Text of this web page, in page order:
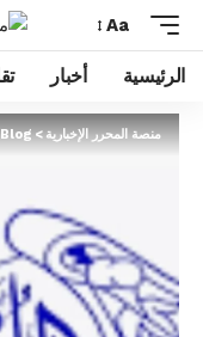
Aa
الرئيسية أخبار
منصة المحرر الإخبارية>
Blog